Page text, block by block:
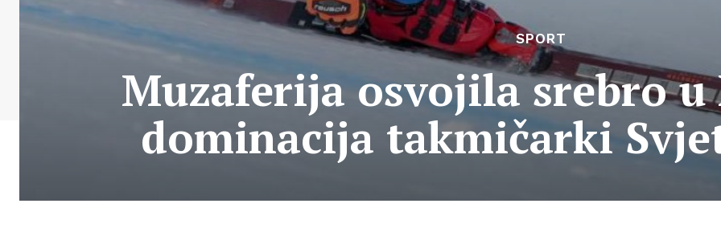
SPORT
Muzaferija osvojila srebro u
dominacija takmičarki